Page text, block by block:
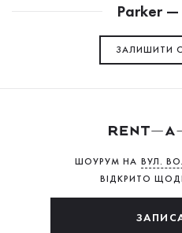
Parker —
ЗАЛИШИТИ
ШОУРУМ НА ВУЛ.
ВІДКРИТО